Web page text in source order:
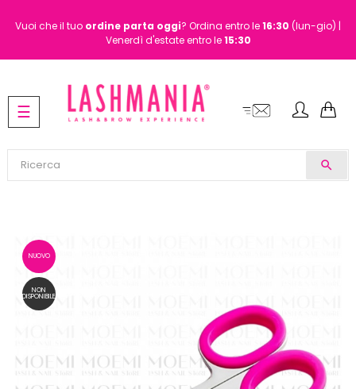
Vuoi che il tuo ordine parta oggi? Ordina entro le16:30 (lun-gio) |
Venerdì d'estate entro le15:30
search
navigazione
Toggle
☰
NUOVO
NON
DISPONIBILE